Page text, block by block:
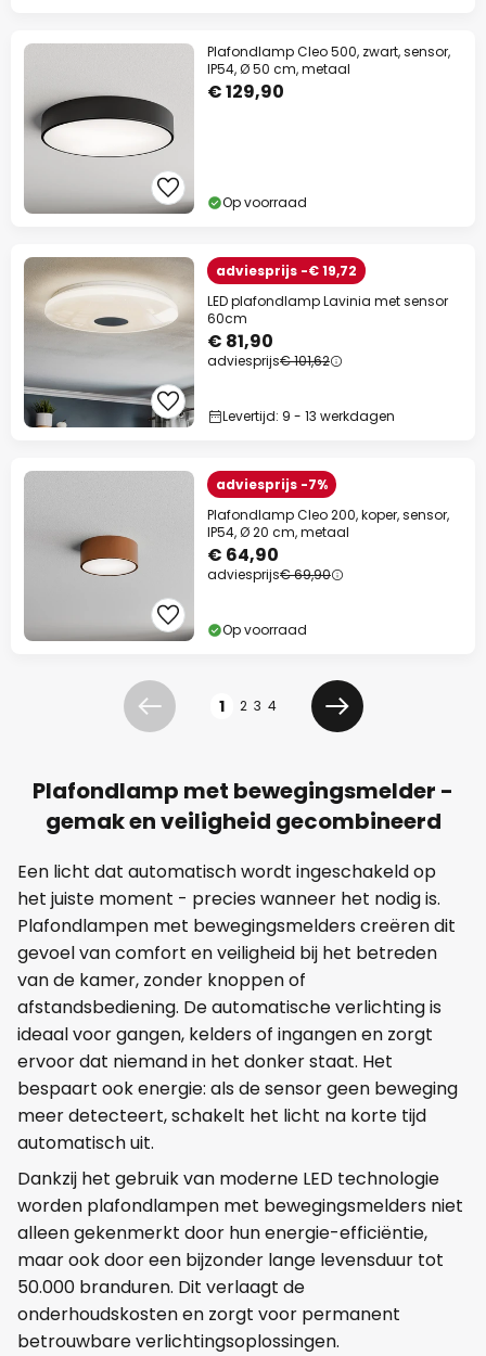
Plafondlamp Cleo 500, zwart, sensor,
IP54, Ø 50 cm, metaal
€ 129,90
Op voorraad
adviesprijs -€ 19,72
LED plafondlamp Lavinia met sensor
60cm
€ 81,90
adviesprijs€ 101,62
Levertijd: 9 - 13 werkdagen
adviesprijs -7%
Plafondlamp Cleo 200, koper, sensor,
IP54, Ø 20 cm, metaal
€ 64,90
adviesprijs€ 69,90
Op voorraad
Vorige 1 2 3 4
Volgende
Plafondlamp met bewegingsmelder -
gemak en veiligheid gecombineerd
Een licht dat automatisch wordt ingeschakeld op
het juiste moment - precies wanneer het nodig is.
Plafondlampen met bewegingsmelders creëren dit
gevoel van comfort en veiligheid bij het betreden
van de kamer, zonder knoppen of
afstandsbediening. De automatische verlichting is
ideaal voor gangen, kelders of ingangen en zorgt
ervoor dat niemand in het donker staat. Het
bespaart ook energie: als de sensor geen beweging
meer detecteert, schakelt het licht na korte tijd
automatisch uit.
Dankzij het gebruik van moderne LED technologie
worden plafondlampen met bewegingsmelders niet
alleen gekenmerkt door hun energie-efficiëntie,
maar ook door een bijzonder lange levensduur tot
50.000 branduren. Dit verlaagt de
onderhoudskosten en zorgt voor permanent
betrouwbare verlichtingsoplossingen.